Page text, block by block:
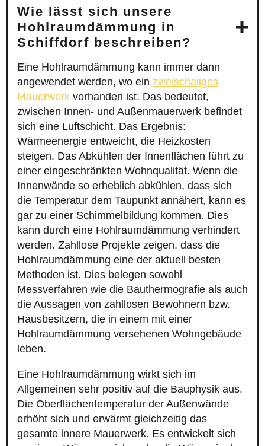
Wie lässt sich unsere
Hohlraumdämmung in
Schiffdorf beschreiben?
Eine Hohlraumdämmung kann immer dann
angewendet werden, wo ein zweischaliges
Mauerwerk vorhanden ist. Das bedeutet,
zwischen Innen- und Außenmauerwerk befindet
sich eine Luftschicht. Das Ergebnis:
Wärmeenergie entweicht, die Heizkosten
steigen. Das Abkühlen der Innenflächen führt zu
einer eingeschränkten Wohnqualität. Wenn die
Innenwände so erheblich abkühlen, dass sich
die Temperatur dem Taupunkt annähert, kann es
gar zu einer Schimmelbildung kommen. Dies
kann durch eine Hohlraumdämmung verhindert
werden. Zahllose Projekte zeigen, dass die
Hohlraumdämmung eine der aktuell besten
Methoden ist. Dies belegen sowohl
Messverfahren wie die Bauthermografie als auch
die Aussagen von zahllosen Bewohnern bzw.
Hausbesitzern, die in einem mit einer
Hohlraumdämmung versehenen Wohngebäude
leben.
Eine Hohlraumdämmung wirkt sich im
Allgemeinen sehr positiv auf die Bauphysik aus.
Die Oberflächentemperatur der Außenwände
erhöht sich und erwärmt gleichzeitig das
gesamte innere Mauerwerk. Es entwickelt sich